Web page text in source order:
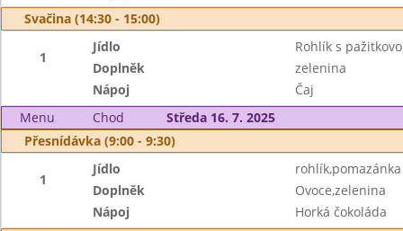
Svačina (14:30 - 15:00)
1
Jídlo
Rohlík s
Doplněk
zelenina
Nápoj
Čaj
Menu
Chod
Středa 16. 7. 2025
Přesnídávka (9:00 - 9:30)
1
Jídlo
Doplněk
Ovoce,zelenina
Nápoj
Horká čokoláda